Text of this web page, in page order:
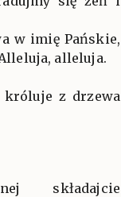
w imię Pańskie,
alleluja.
króluje z drzewa
składajcie